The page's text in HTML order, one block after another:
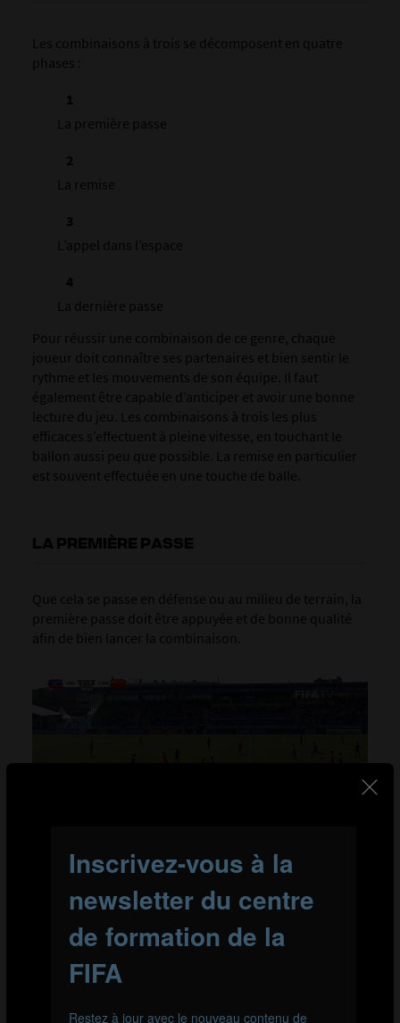
Les combinaisons à trois se décomposent en quatre
phases :
La première passe
La remise
L’appel dans l’espace
La dernière passe
Pour réussir une combinaison de ce genre, chaque
joueur doit connaître ses partenaires et bien sentir le
rythme et les mouvements de son équipe. Il faut
également être capable d’anticiper et avoir une bonne
lecture du jeu. Les combinaisons à trois les plus
efficaces s’effectuent à pleine vitesse, en touchant le
ballon aussi peu que possible. La remise en particulier
est souvent effectuée en une touche de balle.
LA PREMIÈRE PASSE
Que cela se passe en défense ou au milieu de terrain, la
première passe doit être appuyée et de bonne qualité
afin de bien lancer la combinaison.
La joueuse en possession du ballon effectue la première passe en
profondeur, tandis que la joueuse mise en évidence sera à la
réception de la remise.
LA REMISE